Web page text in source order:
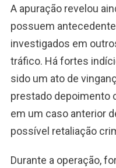
A apuração revelou
possuem
investigados em
tráfico. Há fortes
sido um ato de
prestado depoimento
em um caso anterior
possível retaliação
Durante a operação,